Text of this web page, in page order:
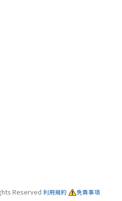
Reserved 利用規約 免責事項